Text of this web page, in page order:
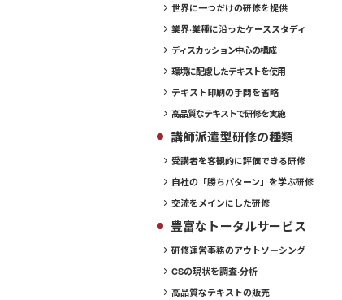
世界に一つだけの研修を提供
業界·業種に沿ったケーススタディ
ディスカッション中心の構成
環境に配慮したテキストを使用
テキスト印刷の手問を省略
高品質なテキストで研修を実施
講師派遣型研修の種類
受講者を客観的に評価できる研修
自社の「勝ちパターン」を学ぶ研修
交流をメインにした研修
豊富なトータルサービス
研修運営事務のアウトソーシング
CSの現状を調査·分析
高品質なテキストの販売